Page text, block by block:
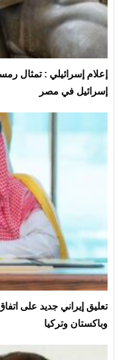
إعلام إسرائيلي : تمثال
إسرائيل في مصر
تعليق إيراني جديد على
وباكستان وتركيا